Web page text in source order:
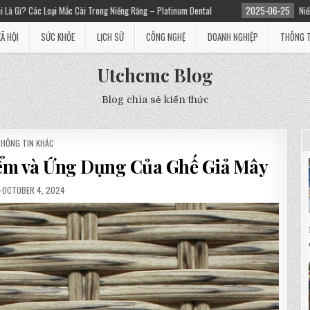
Niềng Răng – Platinum Dental 2025-06-25 Niềng răng giá bao nhiêu? Chi Phí
HỘI SỨC KHỎE LỊCH SỬ CÔNG NGHỆ DOANH NGHIỆP THÔNG
Utchcmc Blog
Blog chia sẻ kiến thức
IN
TIN KHÁC
và Ứng Dụng Của Ghế Giả Mây
OCTOBER 4, 2024